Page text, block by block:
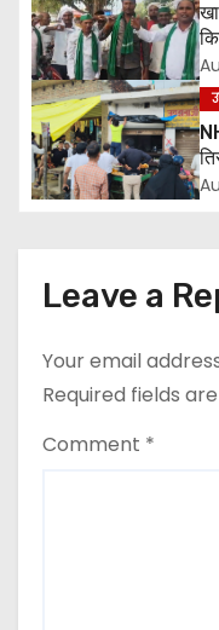
o
n
Leave a
Your email
Required fields
Comment *